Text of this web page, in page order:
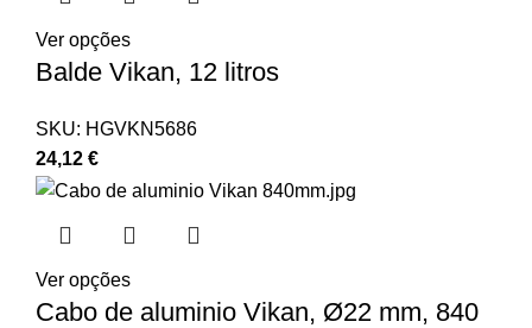
Ver opções
Balde Vikan, 12 litros
SKU: HGVKN5686
24,12 €
Ver opções
Cabo de aluminio Vikan, Ø22 mm, 840